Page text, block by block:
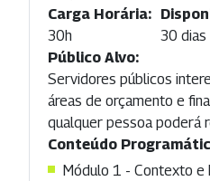
Carga Horária:
30h
30 dias
Público Alvo:
Servidores públicos
áreas de orçamento e
qualquer pessoa poderá
Conteúdo
Módulo 1 - Contexto e